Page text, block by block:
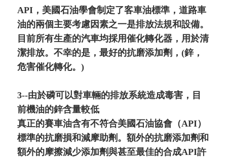
API，美國石油學會制定了客車油標準，道路車
油的兩個主要考慮因素之一是排放法規和設備。
目前所有生產的汽車均採用催化轉化器，用於清
潔排放。不幸的是，最好的抗磨添加劑，(鋅，
危害催化轉化。)
3--由於磷可以對車輛的排放系統造成毒害，目
前機油的鋅含量較低
真正的賽車油含有不符合美國石油協會（API）
標準的抗磨損和減摩助劑。額外的抗磨添加劑和
額外的摩擦減少添加劑與甚至最佳的合成API許